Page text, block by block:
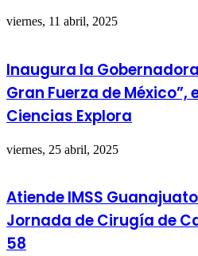
viernes, 11 abril, 2025
Inaugura la
Gran Fuerza de México”,
Ciencias Explora
viernes, 25 abril, 2025
Atiende IMSS
Jornada de Cirugía de
58